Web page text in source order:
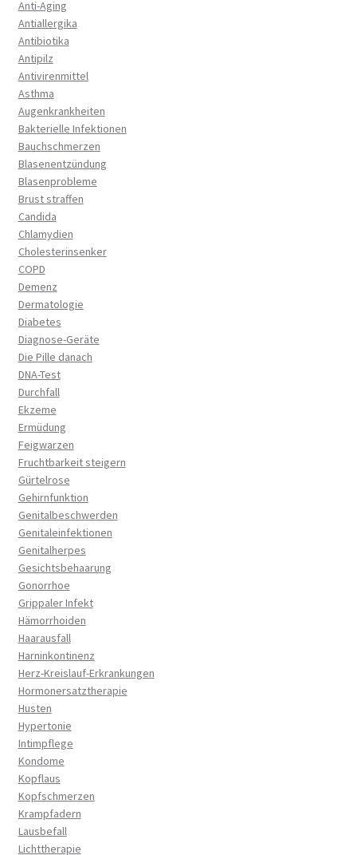
Anti-Aging
Antiallergika
Antibiotika
Antipilz
Antivirenmittel
Asthma
Augenkrankheiten
Bakterielle Infektionen
Bauchschmerzen
Blasenentzündung
Blasenprobleme
Brust straffen
Candida
Chlamydien
Cholesterinsenker
COPD
Demenz
Dermatologie
Diabetes
Diagnose-Geräte
Die Pille danach
DNA-Test
Durchfall
Ekzeme
Ermüdung
Feigwarzen
Fruchtbarkeit steigern
Gürtelrose
Gehirnfunktion
Genitalbeschwerden
Genitaleinfektionen
Genitalherpes
Gesichtsbehaarung
Gonorrhoe
Grippaler Infekt
Hämorrhoiden
Haarausfall
Harninkontinenz
Herz-Kreislauf-Erkrankungen
Hormonersatztherapie
Husten
Hypertonie
Intimpflege
Kondome
Kopflaus
Kopfschmerzen
Krampfadern
Lausbefall
Lichttherapie